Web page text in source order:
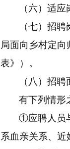
（六）适
（七）招
局面向乡村定
表》）。
（八）招
有下列情形
①应聘人员
系血亲关系、